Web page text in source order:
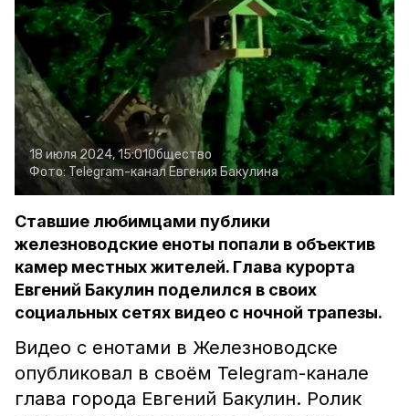
18 июля 2024, 15:01Общество
Фото:Telegram-канал Евгения Бакулина
Ставшие любимцами публики
железноводские еноты попали в объектив
камер местных жителей. Глава курорта
Евгений Бакулин поделился в своих
социальных сетях видео с ночной трапезы.
Видео с енотами в Железноводске
опубликовал в своём Telegram-канале
глава города Евгений Бакулин. Ролик